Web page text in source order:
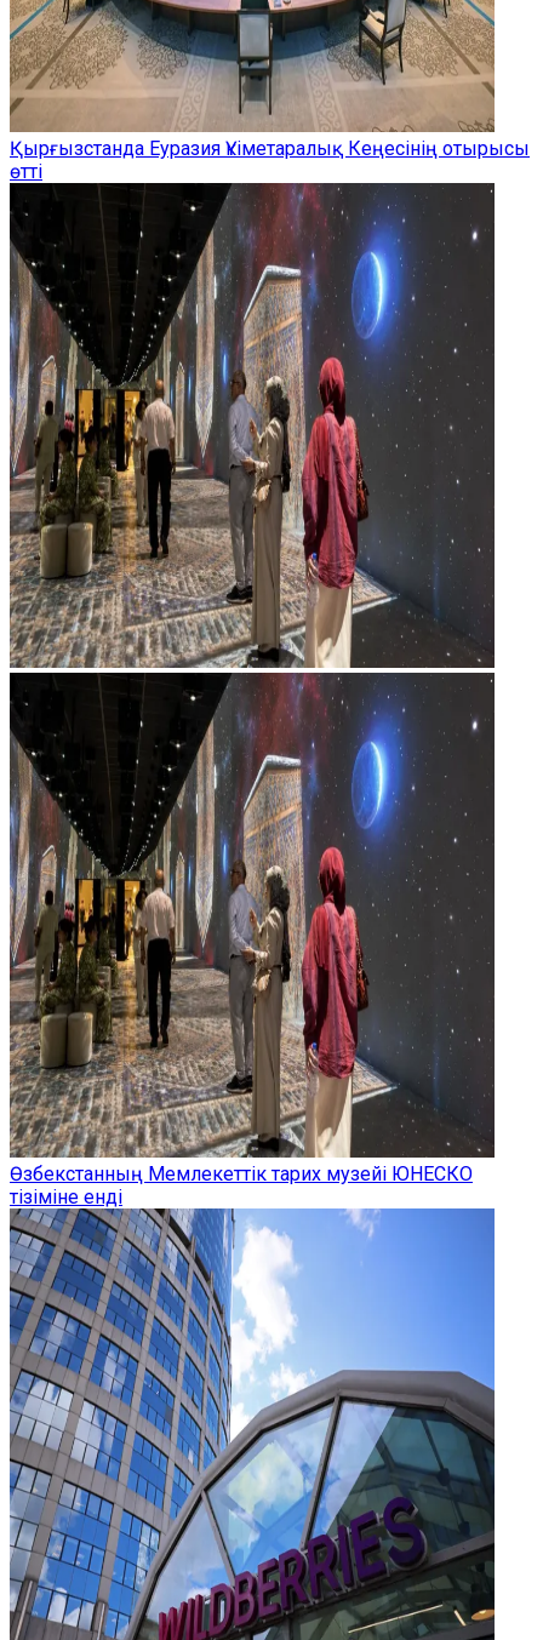
Қырғызстанда Еуразия Үкіметаралық Кеңесінің отырысы
өтті
Өзбекстанның Мемлекеттік тарих музейі ЮНЕСКО
тізіміне енді